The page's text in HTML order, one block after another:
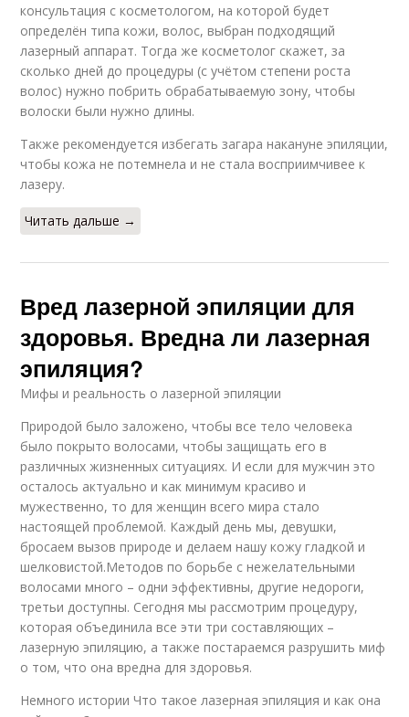
консультация с косметологом, на которой будет
определён типа кожи, волос, выбран подходящий
лазерный аппарат. Тогда же косметолог скажет, за
сколько дней до процедуры (с учётом степени роста
волос) нужно побрить обрабатываемую зону, чтобы
волоски были нужно длины.
Также рекомендуется избегать загара накануне эпиляции,
чтобы кожа не потемнела и не стала восприимчивее к
лазеру.
Читать дальше →
Вред лазерной эпиляции для
здоровья. Вредна ли лазерная
эпиляция?
Мифы и реальность о лазерной эпиляции
Природой было заложено, чтобы все тело человека
было покрыто волосами, чтобы защищать его в
различных жизненных ситуациях. И если для мужчин это
осталось актуально и как минимум красиво и
мужественно, то для женщин всего мира стало
настоящей проблемой. Каждый день мы, девушки,
бросаем вызов природе и делаем нашу кожу гладкой и
шелковистой.Методов по борьбе с нежелательными
волосами много – одни эффективны, другие недороги,
третьи доступны. Сегодня мы рассмотрим процедуру,
которая объединила все эти три составляющих –
лазерную эпиляцию, а также постараемся разрушить миф
о том, что она вредна для здоровья.
Немного истории Что такое лазерная эпиляция и как она